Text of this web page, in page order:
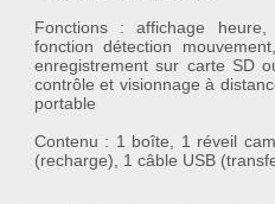
Fonctions : affichage
fonction détection
enregistrement sur carte SD
contrôle et visionnage à
portable
Contenu : 1 boîte, 1 réveil
(recharge), 1 câble USB